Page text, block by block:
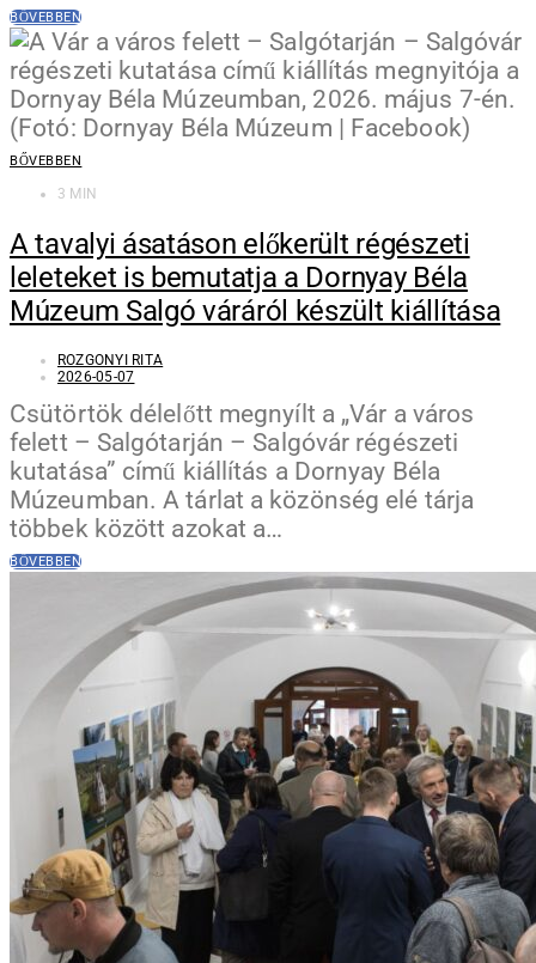
BŐVEBBEN
BŐVEBBEN
3 MIN
A tavalyi ásatáson előkerült régészeti
leleteket is bemutatja a Dornyay Béla
Múzeum Salgó váráról készült kiállítása
ROZGONYI RITA
2026-05-07
Csütörtök délelőtt megnyílt a „Vár a város
felett – Salgótarján – Salgóvár régészeti
kutatása” című kiállítás a Dornyay Béla
Múzeumban. A tárlat a közönség elé tárja
többek között azokat a…
BŐVEBBEN